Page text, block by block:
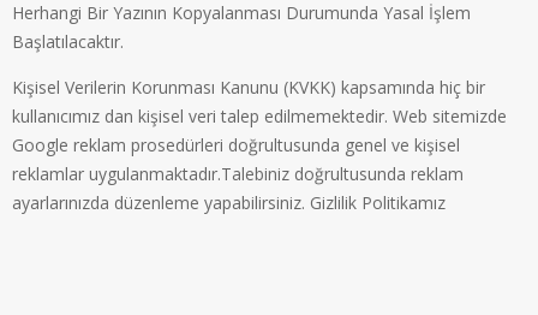
Herhangi Bir Yazının Kopyalanması Durumunda Yasal İşlem
Başlatılacaktır.
Kişisel Verilerin Korunması Kanunu (KVKK) kapsamında hiç bir
kullanıcımız dan kişisel veri talep edilmemektedir. Web sitemizde
Google reklam prosedürleri doğrultusunda genel ve kişisel
reklamlar uygulanmaktadır.Talebiniz doğrultusunda reklam
ayarlarınızda düzenleme yapabilirsiniz. Gizlilik Politikamız